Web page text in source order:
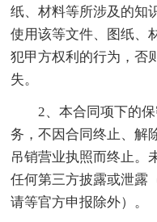
纸、材料等所涉及的知
使用该等文件、图纸、
犯甲方权利的行为，否
失。
2、本合同项下的
务，不因合同终止、解
吊销营业执照而终止。
任何第三方披露或泄露
请等官方申报除外）。